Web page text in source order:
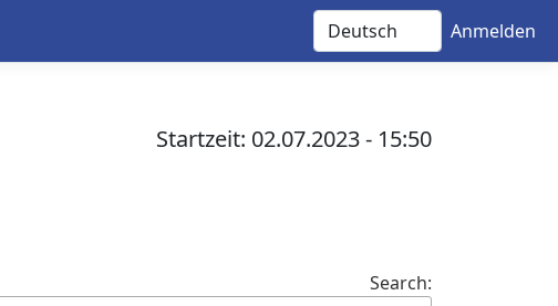
Anmelden
Startzeit: 02.07.2023 - 15:50
Search: